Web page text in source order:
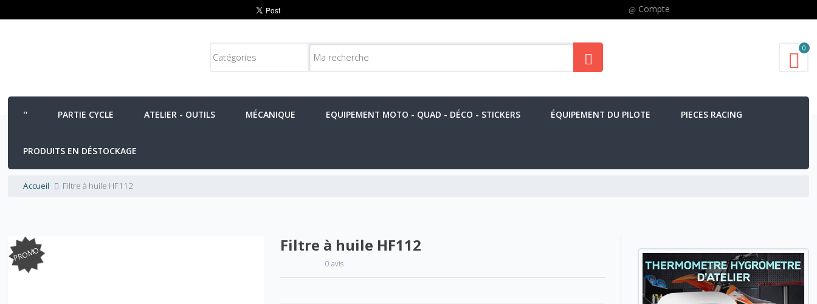
Compte
0
PARTIE CYCLE ATELIER - OUTILS MÉCANIQUE EQUIPEMENT MOTO - QUAD - DÉCO - STICKERS ÉQUIPEMENT DU PILOTE PIECES RACING
PRODUITS EN DÉSTOCKAGE
Accueil Filtre à huile HF112
PROMO Filtre à huile HF112
0 avis